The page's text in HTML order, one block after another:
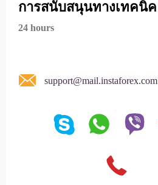
การสนับสนุนทางเทคนิค
24 hours
support@mail.instaforex.com